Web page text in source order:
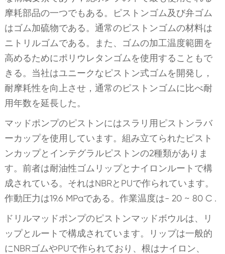
摩耗部品の一つでもある。ピストンゴム及び弁ゴム
はゴム加硫物である。通常のピストンゴムの材料は
ニトリルゴムである。また、ゴムの加工温度範囲を
高めるためにポリウレタンゴムを使用することもで
きる。当社はユニークなピストン式ゴムを開発し，
耐摩耗性を向上させ，通常のピストンゴムに比べ耐
用年数を延長した。
マッドポンプのピストンにはスラリ用ピストンラバ
ーカップを使用しています。組み立てられたピスト
ンカップとインテグラルピストンの2種類がありま
す。前者は耐油性ゴムリップとナイロンルートで構
成されている。それはNBRとPUで作られています。
作動圧力は19.6 MPaである。作業温度は- 20 ~ 80 C .
ドリルマッドポンプのピストンマッドボウルは、リ
ップとルートで構成されています。リップは一般的
にNBRゴムやPUで作られており、根はナイロン、